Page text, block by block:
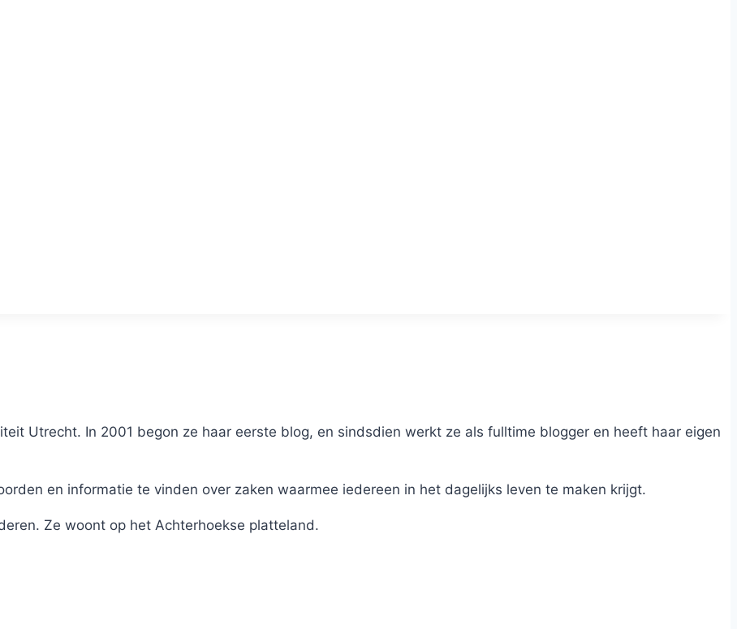
Utrecht. In 2001 begon ze haar eerste blog, en sindsdien werkt ze als fulltime blogger en heeft haar eigen
en informatie te vinden over zaken waarmee iedereen in het dagelijks leven te maken krijgt.
Ze woont op het Achterhoekse platteland.